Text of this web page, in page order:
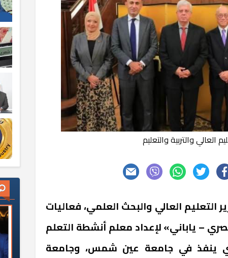
العالي والتربية والتعليم
التعليم العالي والبحث العلمي، فعاليات
– ياباني» لإعداد معلم أنشطة التعلم
ينفذ في جامعة عين شمس، وجامعة